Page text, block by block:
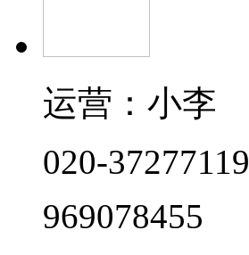
运营：小李
020-37277119
969078455